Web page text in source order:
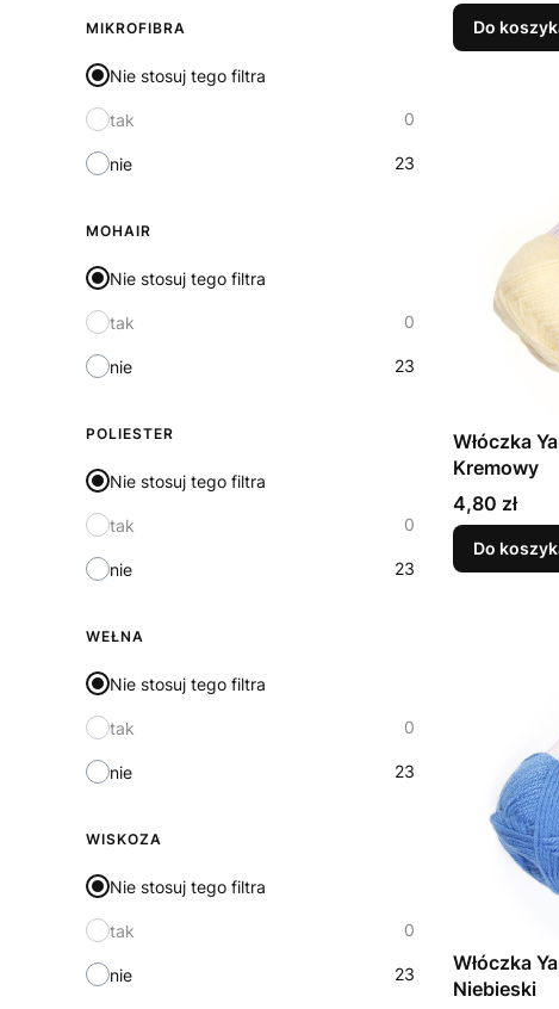
MIKROFIBRA
Nie stosuj tego filtra
tak 0
nie 23
MOHAIR
Nie stosuj tego filtra
tak 0
nie 23
POLIESTER
Nie stosuj tego filtra
tak 0
nie 23
WEŁNA
Nie stosuj tego filtra
tak 0
nie 23
WISKOZA
Nie stosuj tego filtra
tak 0
nie 23
Do
Włóczka
Kremowy
Cena
4,80 zł
Do
Włóczka
Niebieski